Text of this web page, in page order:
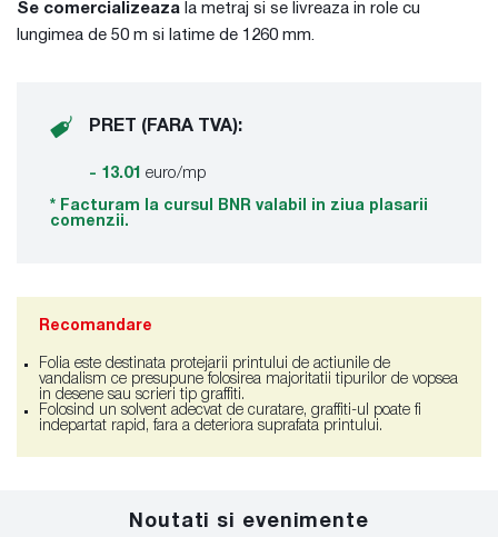
Se comercializeaza la metraj si se livreaza in role cu
lungimea de 50 m si latime de 1260 mm.
PRET (FARA TVA):
- 13.01 euro/mp
* Facturam la cursul BNR valabil in ziua plasarii
comenzii.
Recomandare
Folia este destinata protejarii printului de actiunile de
vandalism ce presupune folosirea majoritatii tipurilor de vopsea
in desene sau scrieri tip graffiti.
Folosind un solvent adecvat de curatare, graffiti-ul poate fi
indepartat rapid, fara a deteriora suprafata printului.
Noutati si evenimente